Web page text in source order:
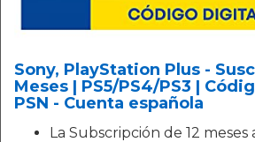
Sony, PlayStation Plus -
Meses | PS5/PS4/PS3 |
PSN - Cuenta española
La Subscripción de 12